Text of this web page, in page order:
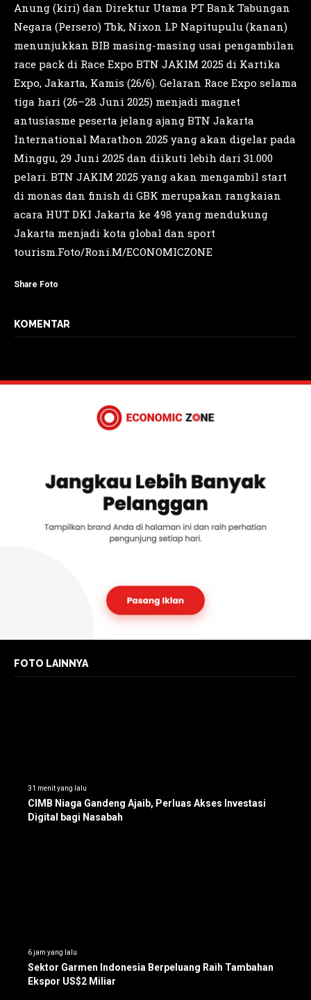
Anung (kiri) dan Direktur Utama PT Bank Tabungan
Negara (Persero) Tbk, Nixon LP Napitupulu (kanan)
menunjukkan BIB masing-masing usai pengambilan
race pack di Race Expo BTN JAKIM 2025 di Kartika
Expo, Jakarta, Kamis (26/6). Gelaran Race Expo selama
tiga hari (26–28 Juni 2025) menjadi magnet
antusiasme peserta jelang ajang BTN Jakarta
International Marathon 2025 yang akan digelar pada
Minggu, 29 Juni 2025 dan diikuti lebih dari 31.000
pelari. BTN JAKIM 2025 yang akan mengambil start
di monas dan finish di GBK merupakan rangkaian
acara HUT DKI Jakarta ke 498 yang mendukung
Jakarta menjadi kota global dan sport
tourism.Foto/Roni.M/ECONOMICZONE
Share Foto
KOMENTAR
FOTO LAINNYA
31 menit yang lalu
CIMB Niaga Gandeng Ajaib, Perluas Akses Investasi
Digital bagi Nasabah
6 jam yang lalu
Sektor Garmen Indonesia Berpeluang Raih Tambahan
Ekspor US$2 Miliar